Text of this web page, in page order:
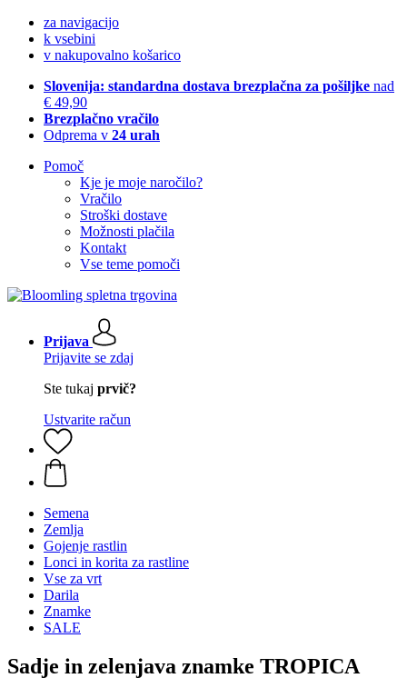
za navigacijo
k vsebini
v nakupovalno košarico
Slovenija: standardna dostava brezplačna za pošiljke nad
€ 49,90
Brezplačno vračilo
Odprema v 24 urah
Pomoč
Kje je moje naročilo?
Vračilo
Stroški dostave
Možnosti plačila
Kontakt
Vse teme pomoči
Prijava
Prijavite se zdaj
Ste tukaj prvič?
Ustvarite račun
Semena
Zemlja
Gojenje rastlin
Lonci in korita za rastline
Vse za vrt
Darila
Znamke
SALE
Sadje in zelenjava znamke TROPICA